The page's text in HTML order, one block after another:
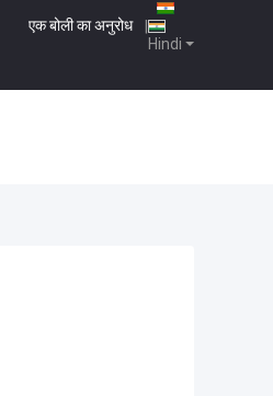
Hindi
एक बोली का अनुरोध |